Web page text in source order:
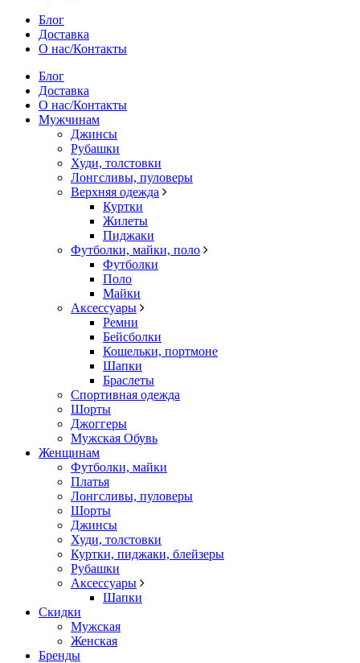
Блог
Доставка
О нас/Контакты
Блог
Доставка
О нас/Контакты
Мужчинам
Джинсы
Рубашки
Худи, толстовки
Лонгсливы, пуловеры
Верхняя одежда
Куртки
Жилеты
Пиджаки
Футболки, майки, поло
Футболки
Поло
Майки
Аксессуары
Ремни
Бейсболки
Кошельки, портмоне
Шапки
Браслеты
Спортивная одежда
Шорты
Джоггеры
Мужская Обувь
Женщинам
Футболки, майки
Платья
Лонгсливы, пуловеры
Шорты
Джинсы
Худи, толстовки
Куртки, пиджаки, блейзеры
Рубашки
Аксессуары
Шапки
Скидки
Мужская
Женская
Бренды